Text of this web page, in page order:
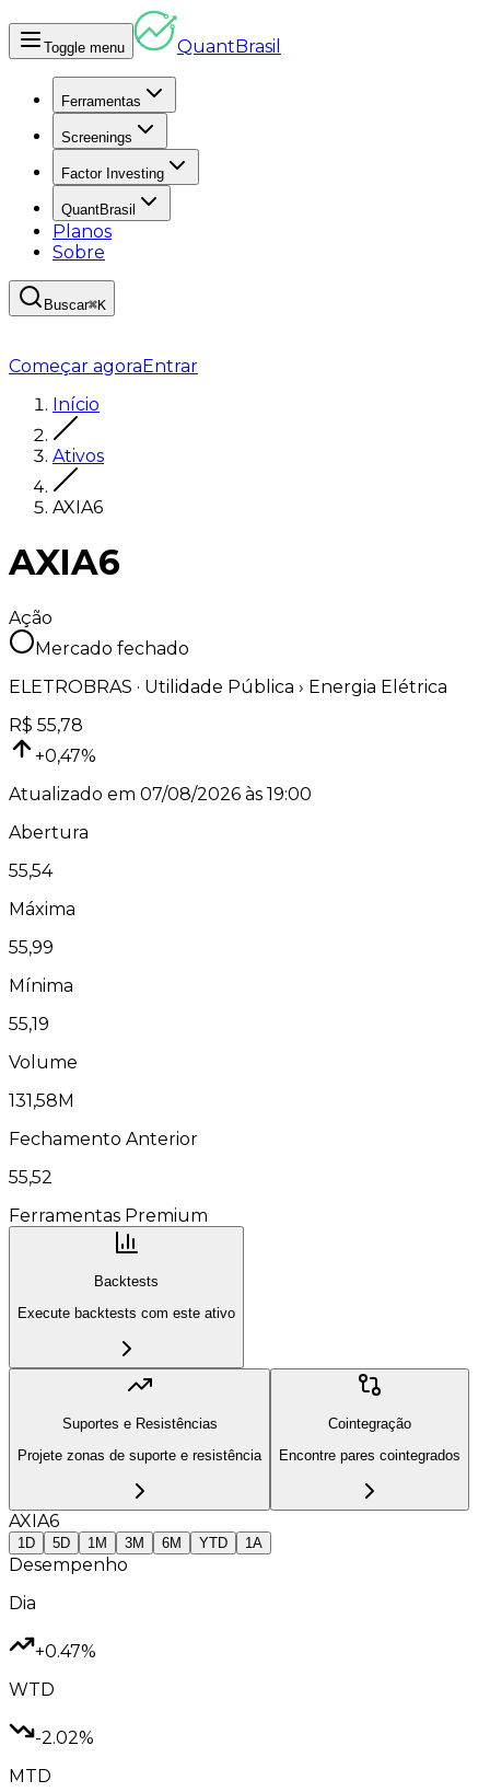
Toggle menu QuantBrasil
Ferramentas
Screenings
Factor Investing
QuantBrasil
Planos
Sobre
Buscar⌘K
Começar agoraEntrar
Início
Ativos
AXIA6
AXIA6
Ação
Mercado fechado
ELETROBRAS · Utilidade Pública › Energia Elétrica
R$ 55,78
+0,47%
Atualizado em 07/08/2026 às 19:00
Abertura
55,54
Máxima
55,99
Mínima
55,19
Volume
131,58M
Fechamento Anterior
55,52
Ferramentas Premium
Backtests
Execute backtests com este ativo
Suportes e Resistências
Projete zonas de suporte e resistência
Cointegração
Encontre pares cointegrados
AXIA6
1D 5D 1M 3M 6M YTD 1A
Desempenho
Dia
+0.47%
WTD
-2.02%
MTD